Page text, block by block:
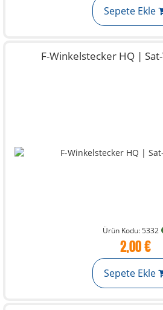
Sepete Ekle
F-Winkelstecker HQ |
Ürün Kodu: 5332
2,00 €
Sepete Ekle